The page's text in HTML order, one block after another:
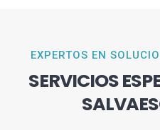
EXPERTOS EN
SERVICIOS